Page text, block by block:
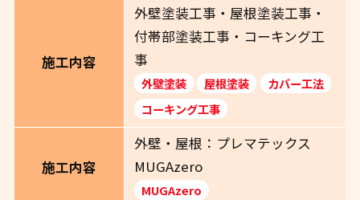
施工内容
外壁塗装工事・屋根塗装工事・
付帯部塗装工事・コーキング工
事
外壁塗装 屋根塗装
カバー工法
コーキング工事
施工内容
外壁・屋根：プレマテックス
MUGAzero
MUGAzero